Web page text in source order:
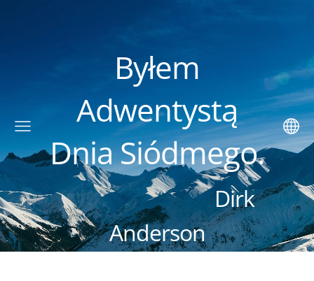
Byłem
Adwentystą
Dnia Siódmego.
Dirk
Anderson